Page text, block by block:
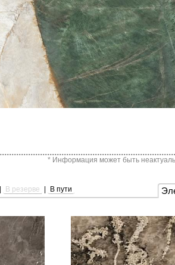
* Информация может быть
В резерве В пути